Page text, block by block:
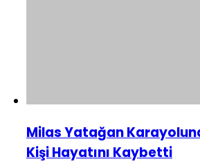
Milas Yatağan
Kişi Hayatını Kaybetti